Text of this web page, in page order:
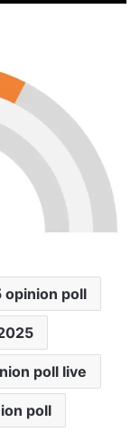
opinion poll
poll live
poll